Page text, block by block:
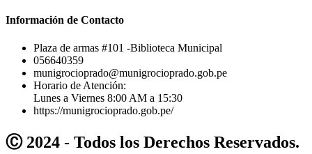
Información de Contacto
Plaza de armas #101 -Biblioteca Municipal
056640359
munigrocioprado@munigrocioprado.gob.pe
Horario de Atención:
Lunes a Viernes 8:00 AM a 15:30
https://munigrocioprado.gob.pe/
Ⓒ 2024 - Todos los Derechos Reservados.